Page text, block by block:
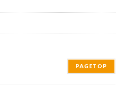
PAGETOP